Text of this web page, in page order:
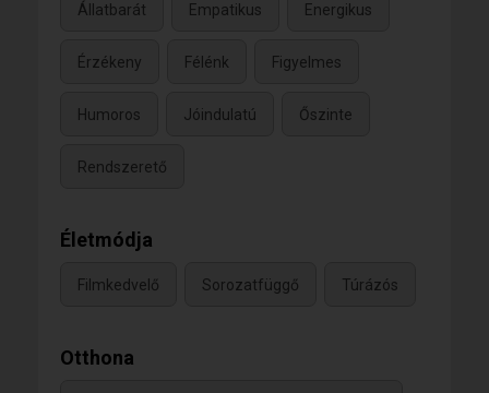
Állatbarát Empatikus Energikus
Érzékeny Félénk Figyelmes
Humoros Jóindulatú Őszinte
Rendszerető
Életmódja
Filmkedvelő Sorozatfüggő Túrázós
Otthona